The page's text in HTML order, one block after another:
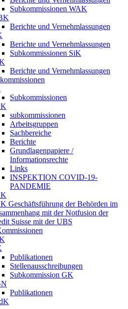
Subkommissionen WAK
Berichte und Vernehmlassungen
Berichte und Vernehmlassungen
Subkommissionen SiK
Berichte und Vernehmlassungen
Subkommissionen
subkommissionen
Arbeitsgruppen
Sachbereiche
Berichte
Grundlagenpapiere /
Informationsrechte
Links
INSPEKTION COVID-19-
PANDEMIE
Geschäftsführung der Behörden im
mit der Notfusion der
Suisse mit der UBS
Publikationen
Stellenausschreibungen
Subkommission GK
Publikationen